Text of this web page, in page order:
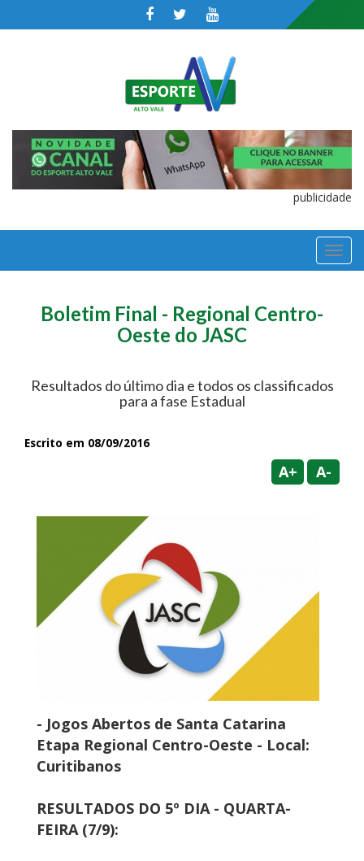
publicidade
Boletim Final - Regional Centro-
Oeste do JASC
Resultados do último dia e todos os classificados
para a fase Estadual
Escrito em 08/09/2016
A+ A-
- Jogos Abertos de Santa Catarina
Etapa Regional Centro-Oeste - Local:
Curitibanos
RESULTADOS DO 5º DIA - QUARTA-
FEIRA (7/9):